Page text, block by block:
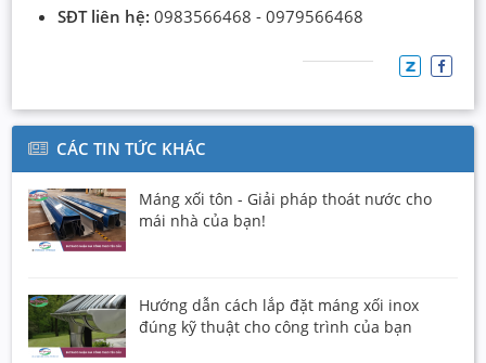
SĐT liên hệ: 0983566468 - 0979566468
CÁC TIN TỨC KHÁC
Máng xối tôn - Giải pháp thoát nước cho
mái nhà của bạn!
Hướng dẫn cách lắp đặt máng xối inox
đúng kỹ thuật cho công trình của bạn